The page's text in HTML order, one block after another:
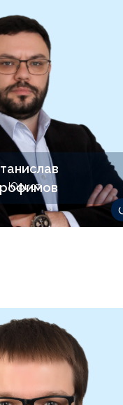
поддержке
фокусируется на
сопровождая их
Обладает
в правовом
особенно в
права и
Юрист
иную операционную
вопросы
интеллектуальной
в правильном
сайтов,